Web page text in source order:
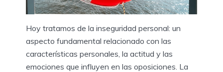
Hoy tratamos de la inseguridad personal: un
aspecto fundamental relacionado con las
características personales, la actitud y las
emociones que influyen en las oposiciones. La